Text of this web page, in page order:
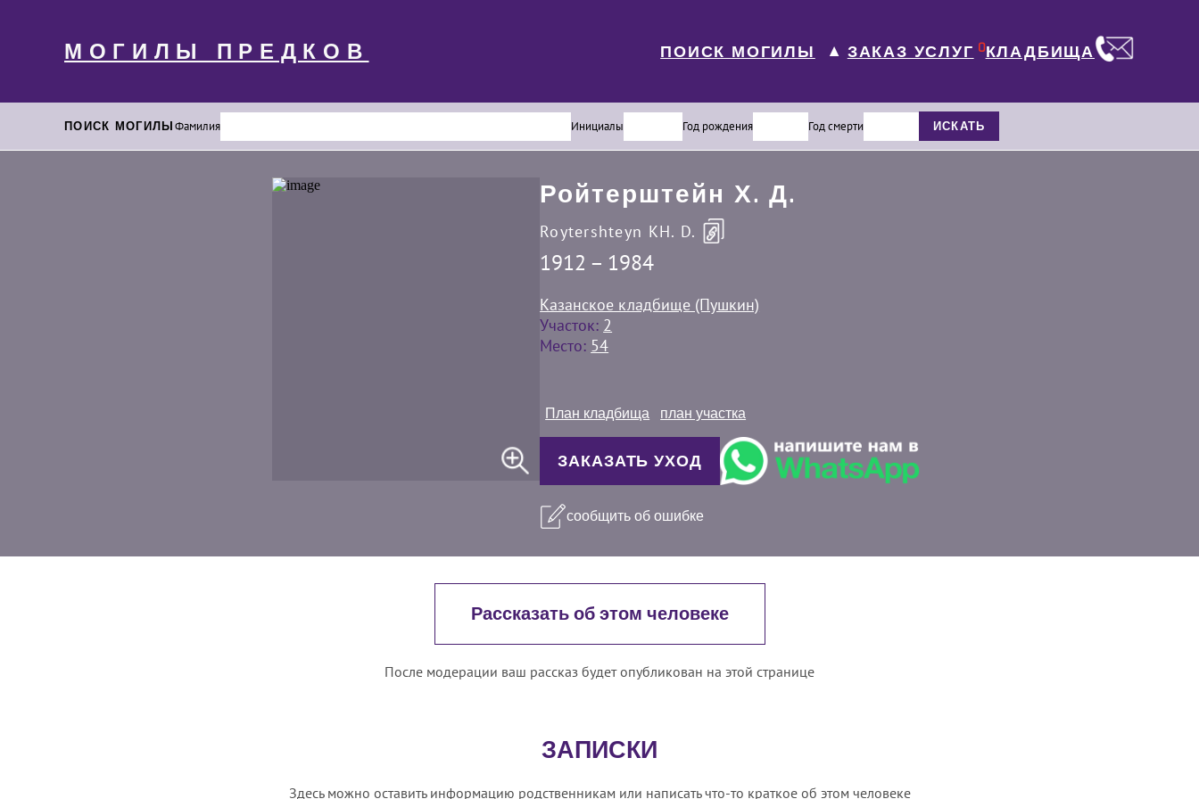
МОГИЛЫ ПРЕДКОВ ПОИСК МОГИЛЫ ▼ ЗАКАЗ УСЛУГ 0КЛАДБИЩА
ПОИСК МОГИЛЫФамилия Инициалы Год рождения Год смерти ИСКАТЬ
Ройтерштейн Х. Д.
Roytershteyn KH. D.
1912 – 1984
Казанское кладбище (Пушкин)
Участок: 2
Место: 54
План кладбища план участка
ЗАКАЗАТЬ УХОД
сообщить об ошибке
Рассказать об этом человеке
После модерации ваш рассказ будет опубликован на этой странице
ЗАПИСКИ
Здесь можно оставить информацию родственникам или написать что-то краткое об этом человеке